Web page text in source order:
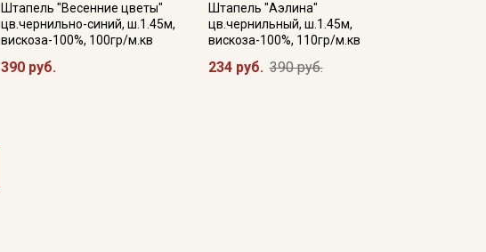
Штапель "Весенние цветы"
цв.чернильно-синий, ш.1.45м,
вискоза-100%, 100гр/м.кв
390 руб.
Штапель "Аэлина"
цв.чернильный, ш.1.45м,
вискоза-100%, 110гр/м.кв
234 руб. 390 руб.